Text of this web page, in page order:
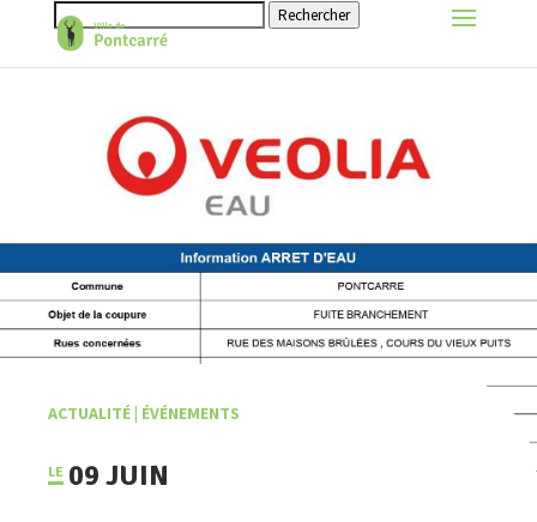
Rechercher
ACTUALITÉ| ÉVÉNEMENTS
09 JUIN